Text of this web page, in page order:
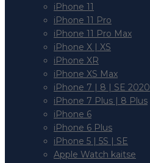
iPhone 11
iPhone 11 Pro
iPhone 11 Pro Max
iPhone X | XS
iPhone XR
iPhone XS Max
iPhone 7 | 8 | SE 2020
iPhone 7 Plus | 8 Plus
iPhone 6
iPhone 6 Plus
iPhone 5 | 5S | SE
Apple Watch kaitse